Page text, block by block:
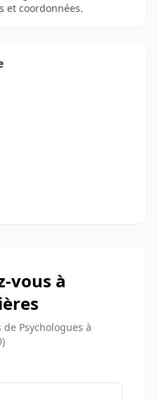
et coordonnées.
vous à
Psychologues à